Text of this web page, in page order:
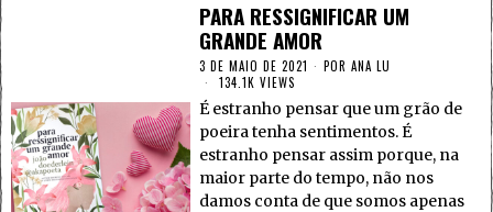
PARA RESSIGNIFICAR UM
GRANDE AMOR
3 DE MAIO DE 2021 PORANA LU
134.1K VIEWS
É estranho pensar que um grão de
poeira tenha sentimentos. É
estranho pensar assim porque, na
maior parte do tempo, não nos
damos conta de que somos apenas